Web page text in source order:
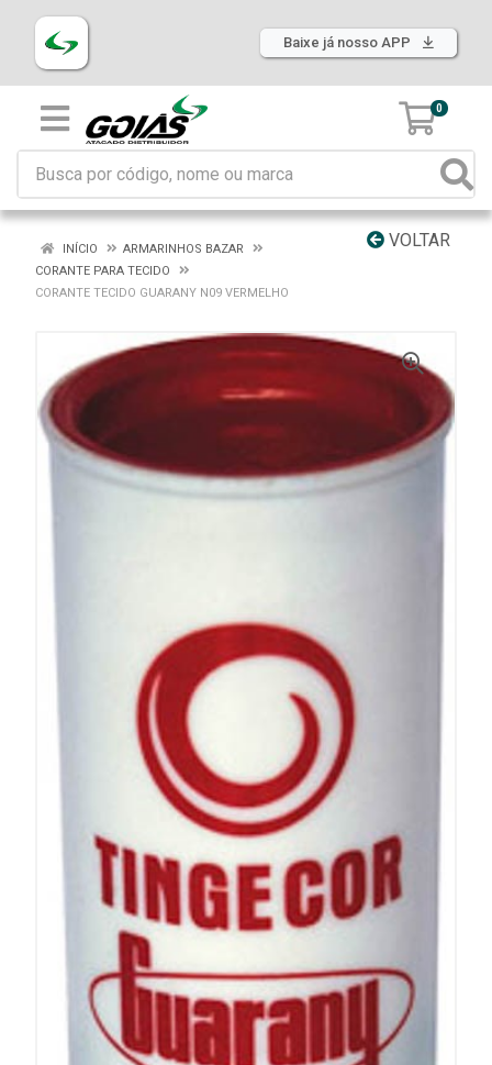
Baixe já nosso APP
0
VOLTAR
INÍCIO
ARMARINHOS BAZAR
CORANTE PARA TECIDO
CORANTE TECIDO GUARANY N09 VERMELHO